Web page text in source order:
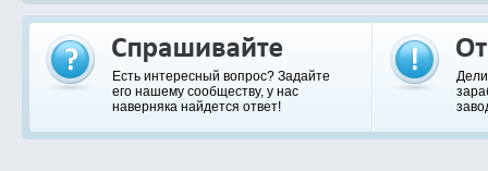
Есть интересный вопрос? Задайте
его нашему сообществу, у нас
наверняка найдется ответ!